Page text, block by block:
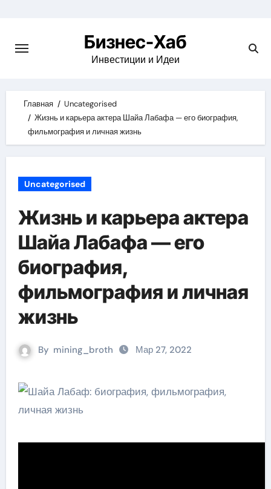
content
Бизнес-Хаб
Инвестиции и Идеи
Главная
Uncategorised
Жизнь и карьера актера Шайа Лабафа — его биография,
фильмография и личная жизнь
Uncategorised
Жизнь и карьера актера
Шайа Лабафа — его
биография,
фильмография и личная
жизнь
By mining_broth Мар 27, 2022